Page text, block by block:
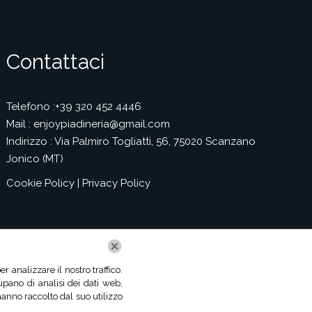
Contattaci
Telefono :+39 320 452 4446
Mail : enjoypiadineria@gmail.com
Indirizzo : Via Palmiro Togliatti, 56, 75020 Scanzano
Jonico (MT)
Cookie Policy
Privacy Policy
analizzare il nostro traffico.
di analisi dei dati web,
raccolto dal suo utilizzo